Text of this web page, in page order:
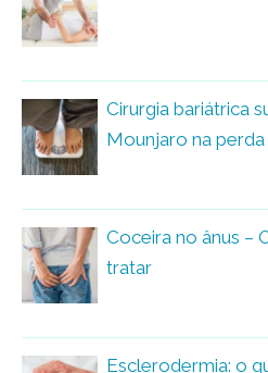
Cirurgia bariátrica
Mounjaro na
Coceira no ânus –
tratar
Esclerodermia: o